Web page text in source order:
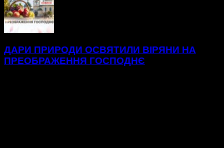
ДАРИ ПРИРОДИ ОСВЯТИЛИ ВІРЯНИ НА
ПРЕОБРАЖЕННЯ ГОСПОДНЄ